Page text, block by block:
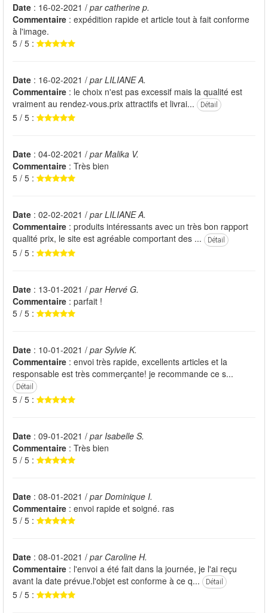
Date : 16-02-2021 / par catherine p.
Commentaire : expédition rapide et article tout à fait conforme
à l'image.
5 / 5 :
Date : 16-02-2021 / par LILIANE A.
Commentaire : le choix n'est pas excessif mais la qualité est
vraiment au rendez-vous.prix attractifs et livrai...
Détail
5 / 5 :
Date : 04-02-2021 / par Malika V.
Commentaire : Très bien
5 / 5 :
Date : 02-02-2021 / par LILIANE A.
Commentaire : produits intéressants avec un très bon rapport
qualité prix, le site est agréable comportant des ...
Détail
5 / 5 :
Date : 13-01-2021 / par Hervé G.
Commentaire : parfait !
5 / 5 :
Date : 10-01-2021 / par Sylvie K.
Commentaire : envoi très rapide, excellents articles et la
responsable est très commerçante! je recommande ce s...
Détail
5 / 5 :
Date : 09-01-2021 / par Isabelle S.
Commentaire : Très bien
5 / 5 :
Date : 08-01-2021 / par Dominique I.
Commentaire : envoi rapide et soigné. ras
5 / 5 :
Date : 08-01-2021 / par Caroline H.
Commentaire : l'envoi a été fait dans la journée, je l'ai reçu
avant la date prévue.l'objet est conforme à ce q...
Détail
5 / 5 :